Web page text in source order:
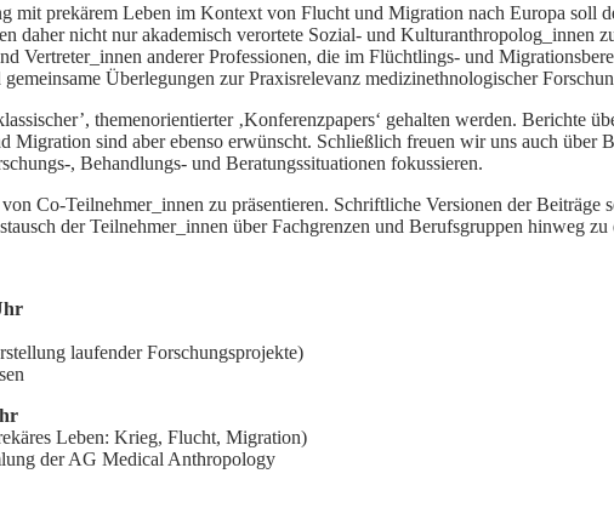
mit prekärem Leben im Kontext von Flucht und Migration nach Europa
daher nicht nur akademisch verortete Sozial- und Kulturanthropolog_innen
Vertreter_innen anderer Professionen, die im Flüchtlings- und
Überlegungen zur Praxisrelevanz medizinethnologischer
themenorientierter ‚Konferenzpapers‘ gehalten werden. Berichte
sind aber ebenso erwünscht. Schließlich freuen wir uns auch über
, Behandlungs- und Beratungssituationen fokussieren.
Co-Teilnehmer_innen zu präsentieren. Schriftliche Versionen der
der Teilnehmer_innen über Fachgrenzen und Berufsgruppen hinweg
laufender Forschungsprojekte)
Leben: Krieg, Flucht, Migration)
der AG Medical Anthropology